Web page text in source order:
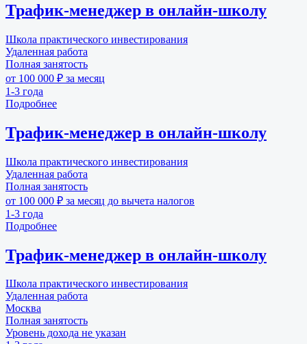
Трафик-менеджер в онлайн-школу
Школа практического инвестирования
Удаленная работа
Полная занятость
от 100 000 ₽ за месяц
1-3 года
Подробнее
Трафик-менеджер в онлайн-школу
Школа практического инвестирования
Удаленная работа
Полная занятость
от 100 000 ₽ за месяц до вычета налогов
1-3 года
Подробнее
Трафик-менеджер в онлайн-школу
Школа практического инвестирования
Удаленная работа
Москва
Полная занятость
Уровень дохода не указан